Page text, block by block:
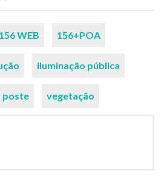
156 WEB 156+POA
iluminação pública
poste vegetação